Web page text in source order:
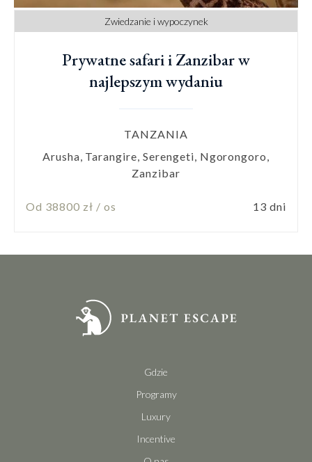
Zwiedzanie i wypoczynek
Prywatne safari i Zanzibar w
najlepszym wydaniu
TANZANIA
Arusha, Tarangire, Serengeti, Ngorongoro,
Zanzibar
Od 38800 zł / os 13 dni
Gdzie
Programy
Luxury
Incentive